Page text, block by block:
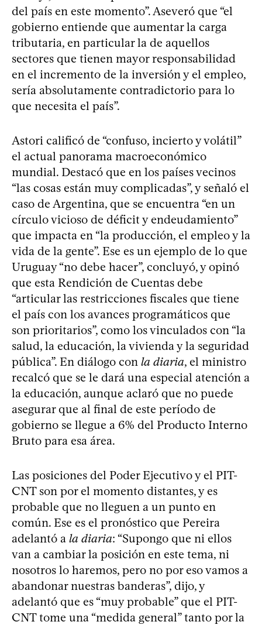
del país en este momento”. Aseveró que “el
gobierno entiende que aumentar la carga
tributaria, en particular la de aquellos
sectores que tienen mayor responsabilidad
en el incremento de la inversión y el empleo,
sería absolutamente contradictorio para lo
que necesita el país”.
Astori calificó de “confuso, incierto y volátil”
el actual panorama macroeconómico
mundial. Destacó que en los países vecinos
“las cosas están muy complicadas”, y señaló el
caso de Argentina, que se encuentra “en un
círculo vicioso de déficit y endeudamiento”
que impacta en “la producción, el empleo y la
vida de la gente”. Ese es un ejemplo de lo que
Uruguay “no debe hacer”, concluyó, y opinó
que esta Rendición de Cuentas debe
“articular las restricciones fiscales que tiene
el país con los avances programáticos que
son prioritarios”, como los vinculados con “la
salud, la educación, la vivienda y la seguridad
pública”. En diálogo con la diaria, el ministro
recalcó que se le dará una especial atención a
la educación, aunque aclaró que no puede
asegurar que al final de este período de
gobierno se llegue a 6% del Producto Interno
Bruto para esa área.
Las posiciones del Poder Ejecutivo y el PIT-
CNT son por el momento distantes, y es
probable que no lleguen a un punto en
común. Ese es el pronóstico que Pereira
adelantó a la diaria: “Supongo que ni ellos
van a cambiar la posición en este tema, ni
nosotros lo haremos, pero no por eso vamos a
abandonar nuestras banderas”, dijo, y
adelantó que es “muy probable” que el PIT-
CNT tome una “medida general” tanto por la